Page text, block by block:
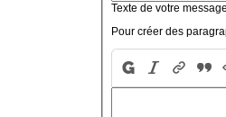
Texte de votre
Pour créer des